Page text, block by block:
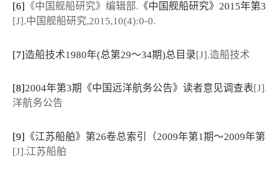
[6] 《中国舰船研究》编辑部. 《中国舰船研究》2015年第
[J].中国舰船研究,2015,10(4):0-0.
[7]造船技术1980年(总第29～34期)总目录[J].造船技术
[8]2004年第3期《中国远洋航务公告》读者意见调查表
洋航务公告
[9] 《江苏船舶》第26卷总索引（2009年第1期～2009年
[J].江苏船舶